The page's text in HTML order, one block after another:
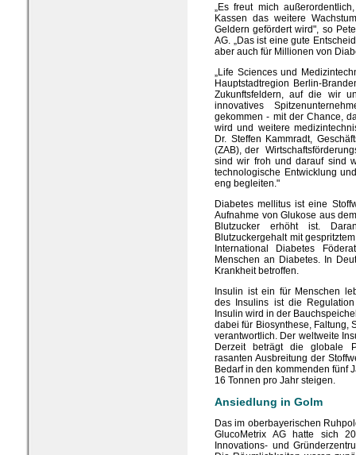
„Es freut mich
Kassen das weitere
Geldern gefördert wird", so
AG. „Das ist eine gute
aber auch für Millionen von
„Life Sciences und
Hauptstadtregion Berlin-
Zukunftsfeldern, auf die wir
innovatives
gekommen - mit der Chance,
wird und weitere
Dr. Steffen Kammradt,
(ZAB), der
sind wir froh und darauf sind
technologische Entwicklung
eng begleiten."
Diabetes mellitus ist eine
Aufnahme von Glukose aus
Blutzucker erhöht ist.
Blutzuckergehalt mit
International Diabetes
Menschen an Diabetes. In
Krankheit betroffen.
Insulin ist ein für Menschen
des Insulins ist die
Insulin wird in der
dabei für Biosynthese, Faltung,
verantwortlich. Der weltweite
Derzeit beträgt die globale
rasanten Ausbreitung der
Bedarf in den kommenden fünf
16 Tonnen pro Jahr steigen.
Ansiedlung in Golm
Das im oberbayerischen
GlucoMetrix AG hatte sich
Innovations- und